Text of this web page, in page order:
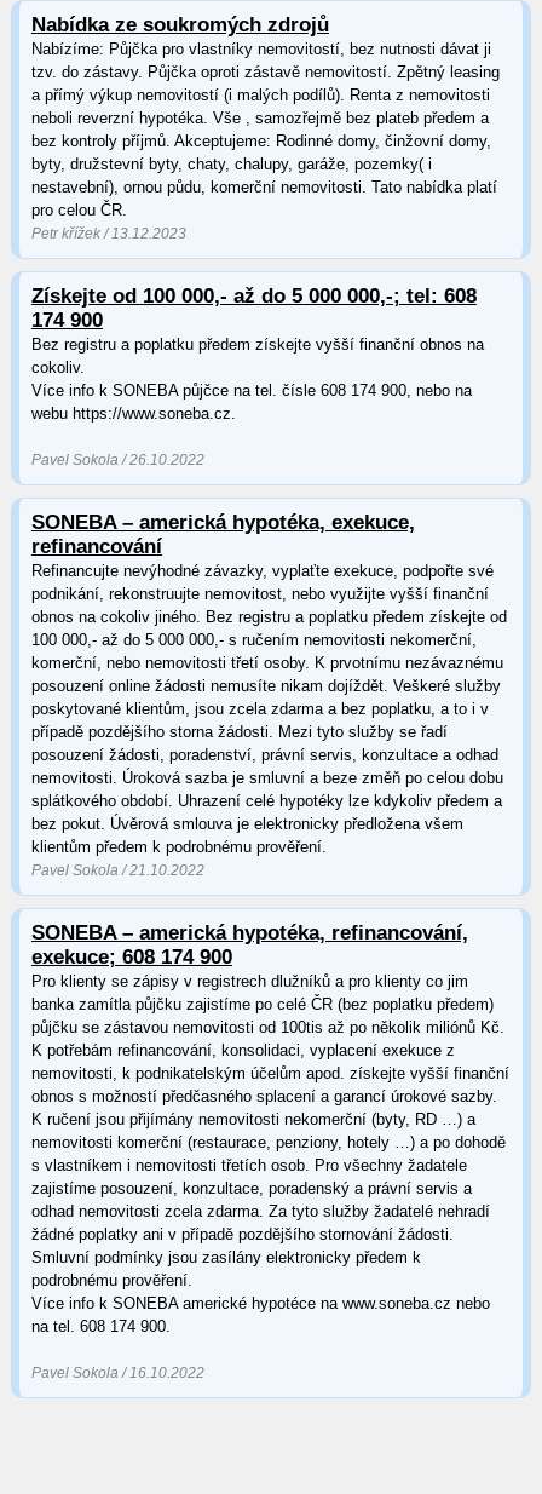
Nabídka ze soukromých zdrojů
Nabízíme: Půjčka pro vlastníky nemovitostí, bez nutnosti dávat ji
tzv. do zástavy. Půjčka oproti zástavě nemovitostí. Zpětný leasing
a přímý výkup nemovitostí (i malých podílů). Renta z nemovitosti
neboli reverzní hypotéka. Vše , samozřejmě bez plateb předem a
bez kontroly příjmů. Akceptujeme: Rodinné domy, činžovní domy,
byty, družstevní byty, chaty, chalupy, garáže, pozemky( i
nestavební), ornou půdu, komerční nemovitosti. Tato nabídka platí
pro celou ČR.
Petr křížek / 13.12.2023
Získejte od 100 000,- až do 5 000 000,-; tel: 608
174 900
Bez registru a poplatku předem získejte vyšší finanční obnos na
cokoliv.
Více info k SONEBA půjčce na tel. čísle 608 174 900, nebo na
webu https://www.soneba.cz.
Pavel Sokola / 26.10.2022
SONEBA – americká hypotéka, exekuce,
refinancování
Refinancujte nevýhodné závazky, vyplaťte exekuce, podpořte své
podnikání, rekonstruujte nemovitost, nebo využijte vyšší finanční
obnos na cokoliv jiného. Bez registru a poplatku předem získejte od
100 000,- až do 5 000 000,- s ručením nemovitosti nekomerční,
komerční, nebo nemovitosti třetí osoby. K prvotnímu nezávaznému
posouzení online žádosti nemusíte nikam dojíždět. Veškeré služby
poskytované klientům, jsou zcela zdarma a bez poplatku, a to i v
případě pozdějšího storna žádosti. Mezi tyto služby se řadí
posouzení žádosti, poradenství, právní servis, konzultace a odhad
nemovitosti. Úroková sazba je smluvní a beze změň po celou dobu
splátkového období. Uhrazení celé hypotéky lze kdykoliv předem a
bez pokut. Úvěrová smlouva je elektronicky předložena všem
klientům předem k podrobnému prověření.
Pavel Sokola / 21.10.2022
SONEBA – americká hypotéka, refinancování,
exekuce; 608 174 900
Pro klienty se zápisy v registrech dlužníků a pro klienty co jim
banka zamítla půjčku zajistíme po celé ČR (bez poplatku předem)
půjčku se zástavou nemovitosti od 100tis až po několik miliónů Kč.
K potřebám refinancování, konsolidaci, vyplacení exekuce z
nemovitosti, k podnikatelským účelům apod. získejte vyšší finanční
obnos s možností předčasného splacení a garancí úrokové sazby.
K ručení jsou přijímány nemovitosti nekomerční (byty, RD …) a
nemovitosti komerční (restaurace, penziony, hotely …) a po dohodě
s vlastníkem i nemovitosti třetích osob. Pro všechny žadatele
zajistíme posouzení, konzultace, poradenský a právní servis a
odhad nemovitosti zcela zdarma. Za tyto služby žadatelé nehradí
žádné poplatky ani v případě pozdějšího stornování žádosti.
Smluvní podmínky jsou zasílány elektronicky předem k
podrobnému prověření.
Více info k SONEBA americké hypotéce na www.soneba.cz nebo
na tel. 608 174 900.
Pavel Sokola / 16.10.2022